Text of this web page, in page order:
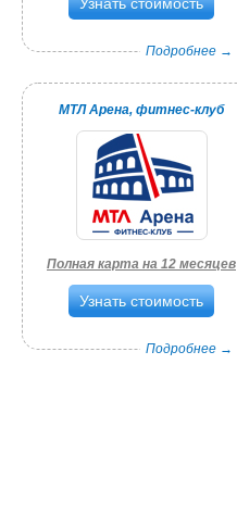
Подробнее →
МТЛ Арена, фитнес-клуб
Полная карта на 12 месяцев
Узнать стоимость
Подробнее →